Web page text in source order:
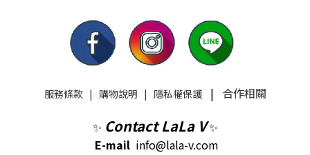
服務條款| 購物說明 | 隱私權保護| 合作相關
✨ Contact LaLa V✨
E-mail info@lala-v.com